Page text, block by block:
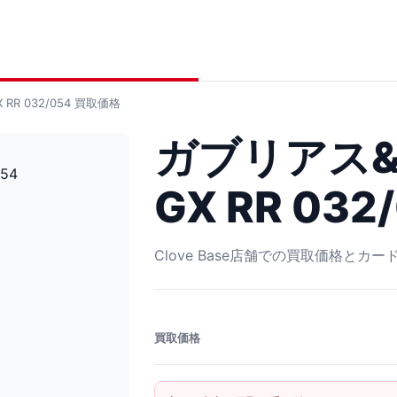
RR 032/054 買取価格
ガブリアス
GX RR
Clove Base店舗での買取価格とカー
買取価格